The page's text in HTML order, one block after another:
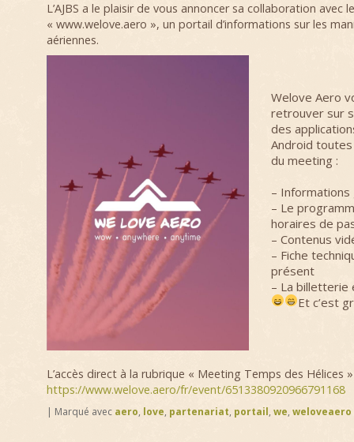
L’AJBS a le plaisir de vous annoncer sa collaboration avec
« www.welove.aero », un portail d’informations sur les
aériennes.
Welove Aero
retrouver sur
des
Android
du meeting :
– Informations
– Le
horaires de
– Contenus
– Fiche
présent
– La
Et c’est
L’accès direct à la rubrique « Meeting Temps des Hélices
https://www.welove.aero/fr/event/6513380920966791168
| Marqué avec aero, love, partenariat, portail, we, weloveaero